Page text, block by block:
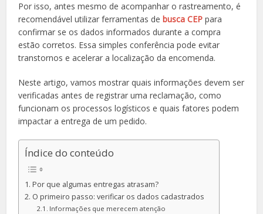
Por isso, antes mesmo de acompanhar o rastreamento, é
recomendável utilizar ferramentas de busca CEP para
confirmar se os dados informados durante a compra
estão corretos. Essa simples conferência pode evitar
transtornos e acelerar a localização da encomenda.
Neste artigo, vamos mostrar quais informações devem ser
verificadas antes de registrar uma reclamação, como
funcionam os processos logísticos e quais fatores podem
impactar a entrega de um pedido.
Índice do conteúdo
Por que algumas entregas atrasam?
O primeiro passo: verificar os dados cadastrados
Informações que merecem atenção